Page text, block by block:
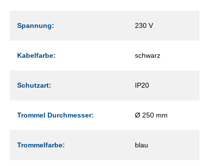
Spannung: 230 V
Kabelfarbe: schwarz
Schutzart: IP20
Trommel Durchmesser: Ø 250 mm
Trommelfarbe: blau